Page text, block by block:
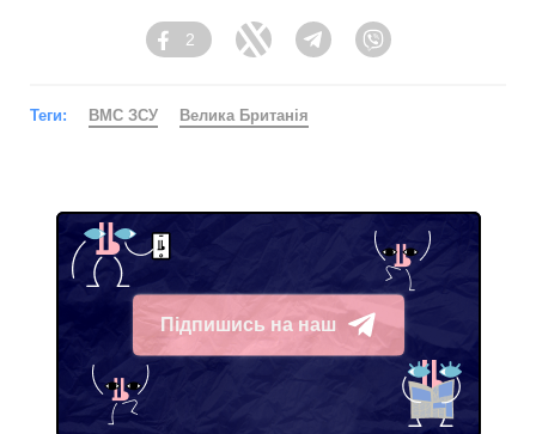
Facebook
2
Twitter TelegramViber
Теги: ВМС ЗСУ Велика Британія
Підпишись на наш
Telegram